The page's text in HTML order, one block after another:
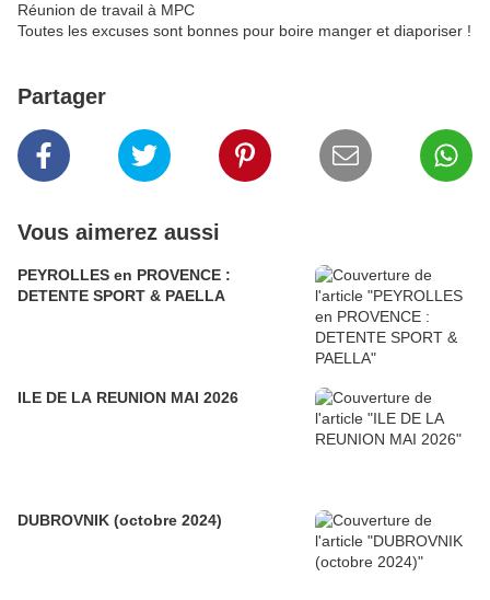
Réunion de travail à MPC
Toutes les excuses sont bonnes pour boire manger et diaporiser !
Partager
Vous aimerez aussi
PEYROLLES en PROVENCE :
DETENTE SPORT & PAELLA
ILE DE LA REUNION MAI 2026
DUBROVNIK (octobre 2024)